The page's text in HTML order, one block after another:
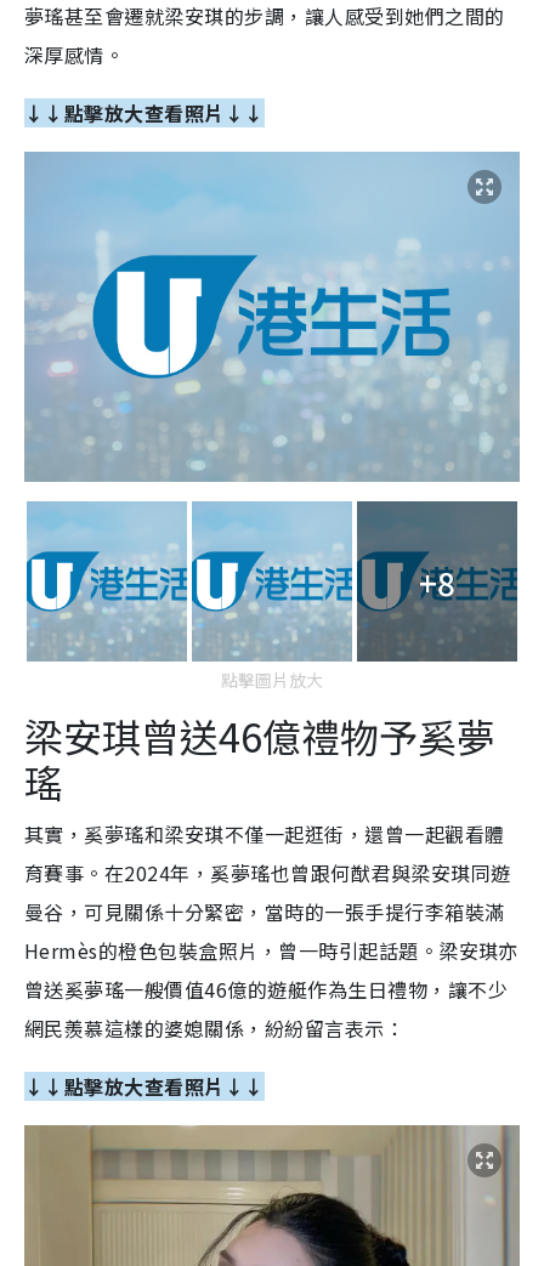
夢瑤甚至會遷就梁安琪的步調，讓人感受到她們之間的
深厚感情。
↓↓點擊放大查看照片↓↓
+8
點擊圖片放大
梁安琪曾送46億禮物予奚夢
瑤
其實，奚夢瑤和梁安琪不僅一起逛街，還曾一起觀看體
育賽事。在2024年，奚夢瑤也曾跟何猷君與梁安琪同遊
曼谷，可見關係十分緊密，當時的一張手提行李箱裝滿
Hermès的橙色包裝盒照片，曾一時引起話題。梁安琪亦
曾送奚夢瑤一艘價值46億的遊艇作為生日禮物，讓不少
網民羨慕這樣的婆媳關係，紛紛留言表示：
↓↓點擊放大查看照片↓↓